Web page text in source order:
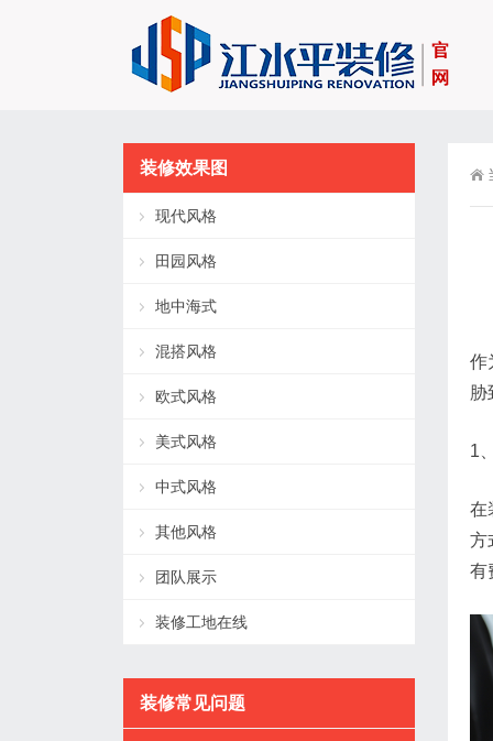
作
胁
1
在
方
有
装修效果图
现代风格
田园风格
地中海式
混搭风格
欧式风格
美式风格
中式风格
其他风格
团队展示
装修工地在线
装修常见问题